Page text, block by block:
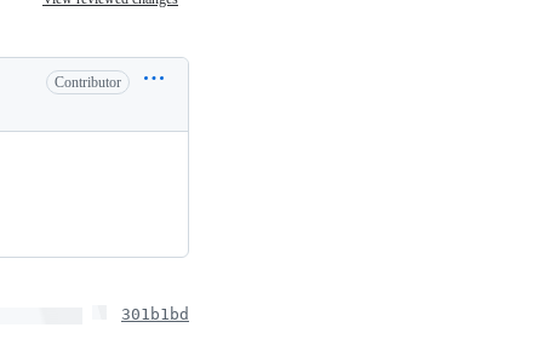
Contributor
301b1bd